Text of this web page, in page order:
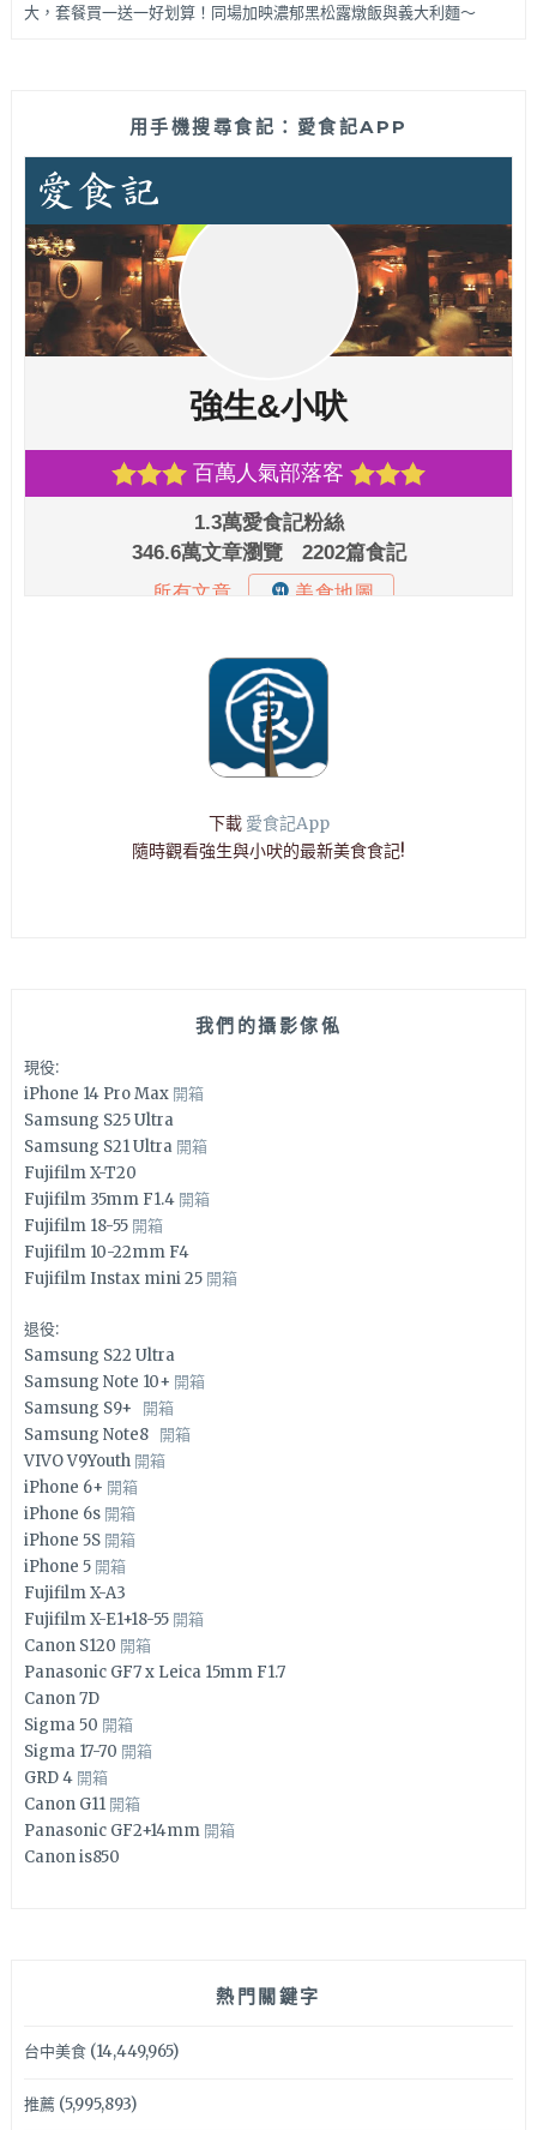
大，套餐買一送一好划算！同場加映濃郁黑松露燉飯與義大利麵～
用手機搜尋食記：愛食記APP
下載 愛食記App
隨時觀看強生與小吠的最新美食食記!
我們的攝影傢俬
現役:
iPhone 14 Pro Max 開箱
Samsung S25 Ultra
Samsung S21 Ultra 開箱
Fujifilm X-T20
Fujifilm 35mm F1.4 開箱
Fujifilm 18-55 開箱
Fujifilm 10-22mm F4
Fujifilm Instax mini 25 開箱
退役:
Samsung S22 Ultra
Samsung Note 10+ 開箱
Samsung S9+ 開箱
Samsung Note8 開箱
VIVO V9Youth 開箱
iPhone 6+ 開箱
iPhone 6s 開箱
iPhone 5S 開箱
iPhone 5 開箱
Fujifilm X-A3
Fujifilm X-E1+18-55 開箱
Canon S120 開箱
Panasonic GF7 x Leica 15mm F1.7
Canon 7D
Sigma 50 開箱
Sigma 17-70 開箱
GRD 4 開箱
Canon G11 開箱
Panasonic GF2+14mm 開箱
Canon is850
熱門關鍵字
台中美食(14,449,965)
推薦(5,995,893)